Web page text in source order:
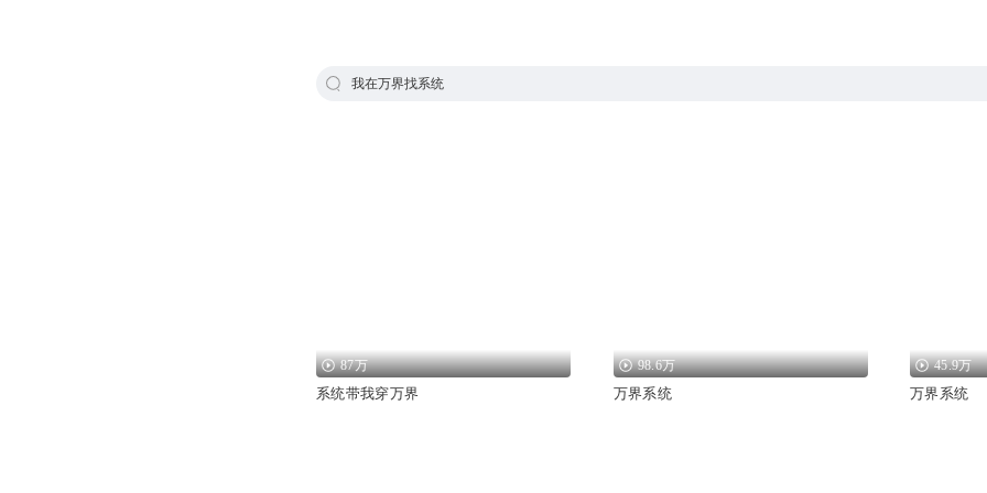
我在万界找系统
87万
系统带我穿万界
98.6万
万界系统
45.9万
万界系统